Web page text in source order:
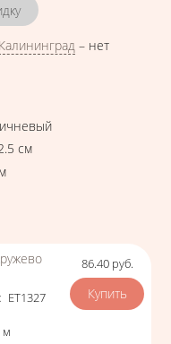
Калининград – нет
см
м
: ЕТ1327
м
Цена
86.40 руб.